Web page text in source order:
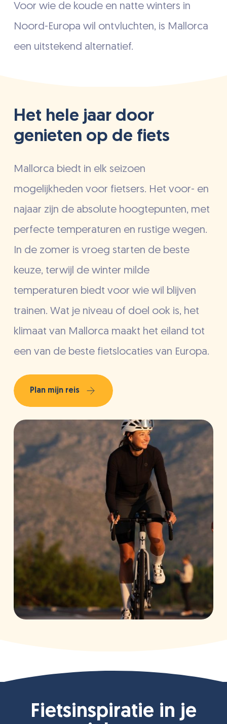
Voor wie de koude en natte winters in
Noord-Europa wil ontvluchten, is Mallorca
een uitstekend alternatief.
Het hele jaar door
genieten op de fiets
Mallorca biedt in elk seizoen
mogelijkheden voor fietsers. Het voor- en
najaar zijn de absolute hoogtepunten, met
perfecte temperaturen en rustige wegen.
In de zomer is vroeg starten de beste
keuze, terwijl de winter milde
temperaturen biedt voor wie wil blijven
trainen. Wat je niveau of doel ook is, het
klimaat van Mallorca maakt het eiland tot
een van de beste fietslocaties van Europa.
Plan mijn reis
Fietsinspiratie in je